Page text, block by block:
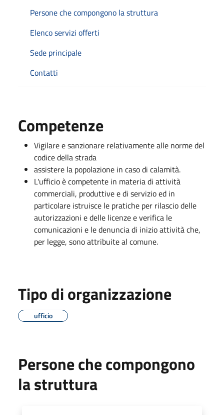
Persone che compongono la struttura
Elenco servizi offerti
Sede principale
Contatti
Competenze
Vigilare e sanzionare relativamente alle norme del
codice della strada
assistere la popolazione in caso di calamità.
L'ufficio è competente in materia di attività
commerciali, produttive e di servizio ed in
particolare istruisce le pratiche per rilascio delle
autorizzazioni e delle licenze e verifica le
comunicazioni e le denuncia di inizio attività che,
per legge, sono attribuite al comune.
Tipo di organizzazione
ufficio
Persone che compongono
la struttura